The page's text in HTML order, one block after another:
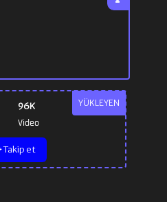
YÜKLEYEN
96K
Video
Takip et